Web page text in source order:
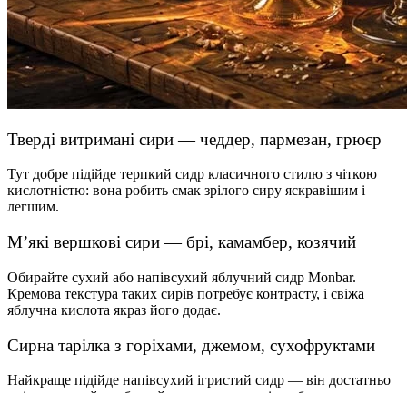
Тверді витримані сири — чеддер, пармезан, грюєр
Тут добре підійде терпкий сидр класичного стилю з чіткою
кислотністю: вона робить смак зрілого сиру яскравішим і
легшим.
М’які вершкові сири — брі, камамбер, козячий
Обирайте сухий або напівсухий яблучний сидр Monbar.
Кремова текстура таких сирів потребує контрасту, і свіжа
яблучна кислота якраз його додає.
Сирна тарілка з горіхами, джемом, сухофруктами
Найкраще підійде напівсухий ігристий сидр — він достатньо